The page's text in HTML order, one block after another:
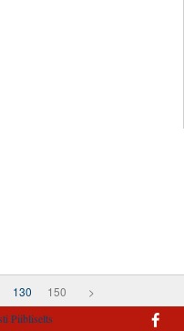
130 150 >
Piibliselts